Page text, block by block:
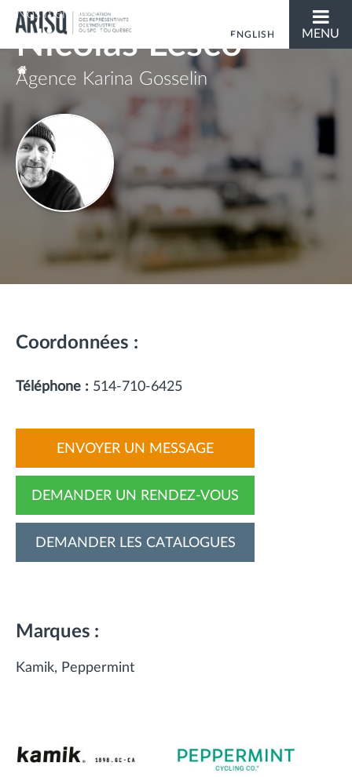
ENGLISH MENU
Vous êtes ici
Nos membres
Nicolas Lesco
Agence Karina Gosselin
Coordonnées :
Téléphone : 514-710-6425
ENVOYER UN MESSAGE
DEMANDER UN RENDEZ-VOUS
DEMANDER LES CATALOGUES
Marques :
Kamik Peppermint